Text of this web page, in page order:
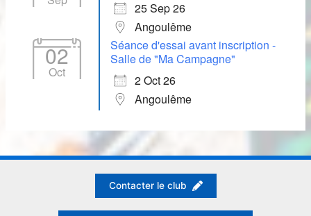
25 Sep 26
Angoulême
02
Oct
Séance d'essai avant inscription -
Salle de "Ma Campagne"
2 Oct 26
Angoulême
Contacter le club